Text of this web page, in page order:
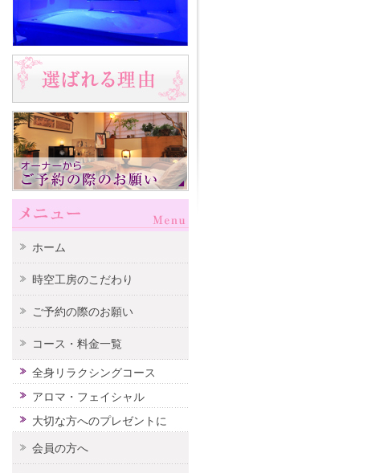
ホーム
時空工房のこだわり
ご予約の際のお願い
コース・料金一覧
全身リラクシングコース
アロマ・フェイシャル
大切な方へのプレゼントに
会員の方へ